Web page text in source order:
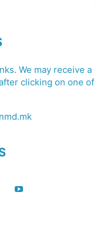
We may receive a
clicking on one of